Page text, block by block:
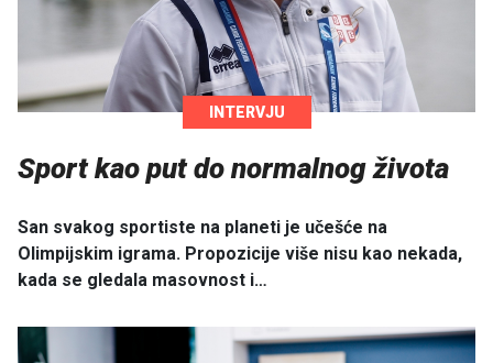
INTERVJU
Sport kao put do normalnog života
San svakog sportiste na planeti je učešće na
Olimpijskim igrama. Propozicije više nisu kao nekada,
kada se gledala masovnost i…